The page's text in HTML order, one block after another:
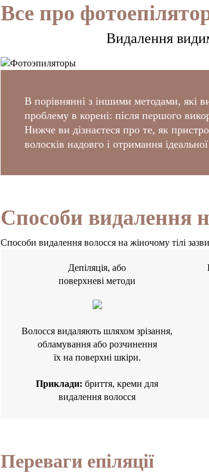
Все про
Видалення
В порівнянні з іншими методами, які
проблему в корені: після першого
Нижче ви дізнаєтеся про те, як
волосків надовго і отримання
Способи видалення
Способи видалення волосся на жіночому тілі
Депіляція, або
поверхневі методи
Волосся видаляють шляхом зрізання,
обламування або розчинення
їх на поверхні шкіри.
Приклади: бриття, креми для
видалення волосся
Переваги епіляції